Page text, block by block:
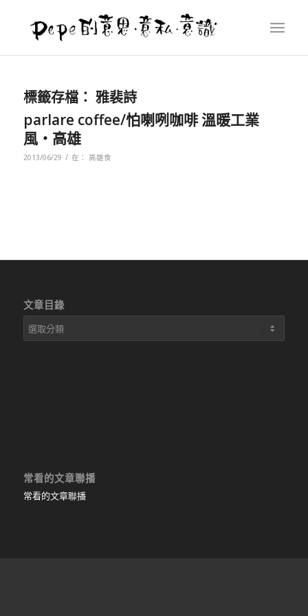
標籤存檔： 雅裴詩
parlare coffee/怕喇咧咖啡 溫暖工業
風‧高雄
2013/06/29 / 在： 高雄食
文章目錄
文
章
常看的文章聯播
常看的文章聯播